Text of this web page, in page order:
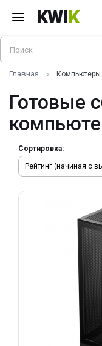
KWIK
Главная Компьютеры
Готовые
Сортировка: